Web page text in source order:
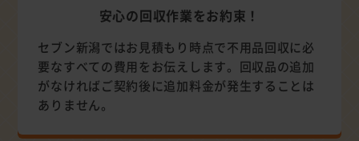
安心の回収作業をお約束！
セブン新潟ではお見積もり時点で不用品回収に必
要なすべての費用をお伝えします。回収品の追加
がなければご契約後に追加料金が発生することは
ありません。